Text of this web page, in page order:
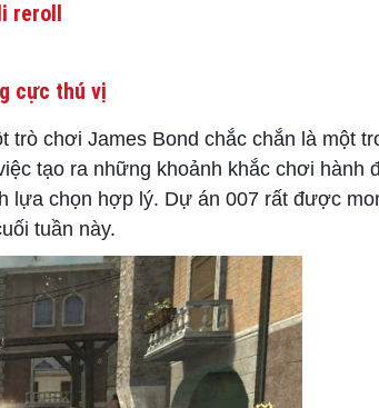
reroll
cực thú vị
chơi James Bond chắc chắn là một
tạo ra những khoảnh khắc chơi hành
lựa chọn hợp lý. Dự án 007 rất được
tuần này.